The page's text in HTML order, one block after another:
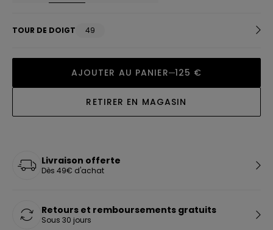
TOUR DE DOIGT 49
AJOUTER AU PANIER 125 €
RETIRER EN MAGASIN
Livraison offerte
Dès 49€ d'achat
Retours et remboursements gratuits
Sous 30 jours